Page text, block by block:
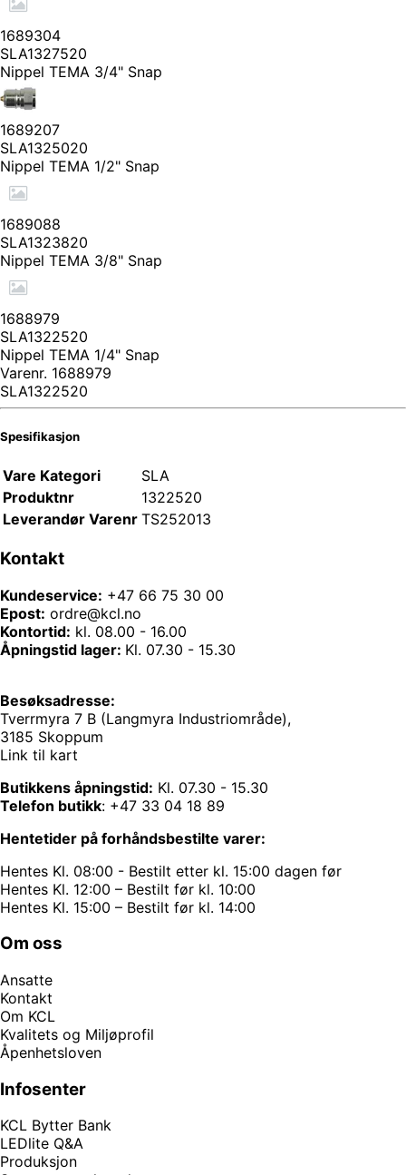
1689304
SLA1327520
Nippel TEMA 3/4" Snap
1689207
SLA1325020
Nippel TEMA 1/2" Snap
1689088
SLA1323820
Nippel TEMA 3/8" Snap
1688979
SLA1322520
Nippel TEMA 1/4" Snap
Varenr. 1688979
SLA1322520
Spesifikasjon
Vare Kategori
SLA
Produktnr
1322520
Leverandør Varenr TS252013
Kontakt
Kundeservice: +47 66 75 30 00
Epost: ordre@kcl.no
Kontortid: kl. 08.00 - 16.00
Åpningstid lager: Kl. 07.30 - 15.30
Besøksadresse:
Tverrmyra 7 B (Langmyra Industriområde),
3185 Skoppum
Link til kart
Butikkens åpningstid: Kl. 07.30 - 15.30
Telefon butikk: +47 33 04 18 89
Hentetider på forhåndsbestilte varer:
Hentes Kl. 08:00 - Bestilt etter kl. 15:00 dagen før
Hentes Kl. 12:00 – Bestilt før kl. 10:00
Hentes Kl. 15:00 – Bestilt før kl. 14:00
Om oss
Ansatte
Kontakt
Om KCL
Kvalitets og Miljøprofil
Åpenhetsloven
Infosenter
KCL Bytter Bank
LEDlite Q&A
Produksjon